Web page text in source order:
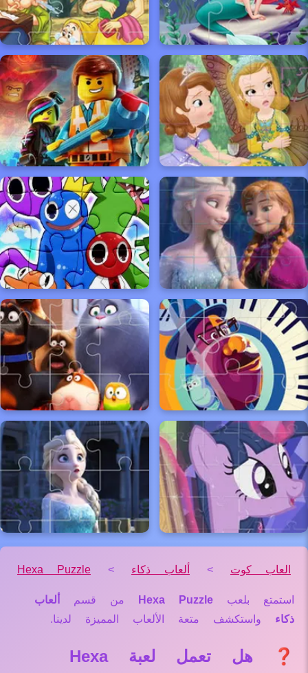
العاب كوت > ألعاب ذكاء >
Hexa Puzzle
استمتع بلعب Hexa Puzzle من قسم
ألعاب
ذكاء واستكشف متعة الألعاب المميزة لدينا.
❓ هل تعمل لعبة Hexa